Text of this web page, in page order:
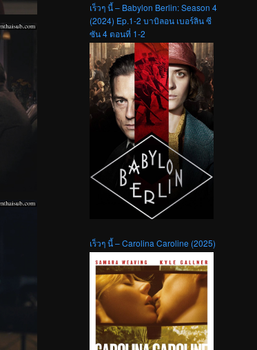
เร็วๆ นี้ – Babylon Berlin: Season 4
(2024) Ep.1-2 บาบิลอน เบอร์ลิน ซี
ซัน 4 ตอนที่ 1-2
เร็วๆ นี้ – Carolina Caroline (2025)